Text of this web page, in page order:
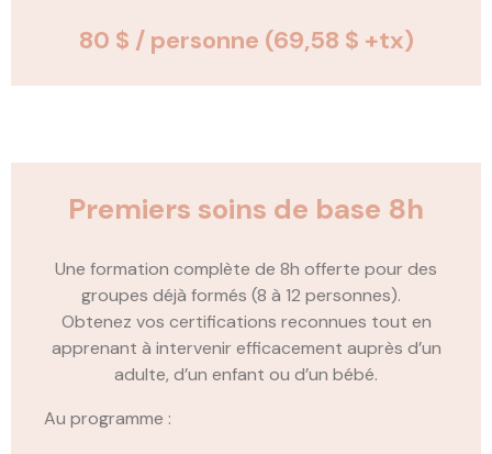
80 $ / personne (69,58 $ +tx)
Premiers soins de base 8h
Une formation complète de 8h offerte pour des
groupes déjà formés (8 à 12 personnes).
Obtenez vos certifications reconnues tout en
apprenant à intervenir efficacement auprès d’un
adulte, d’un enfant ou d’un bébé.
Au programme :